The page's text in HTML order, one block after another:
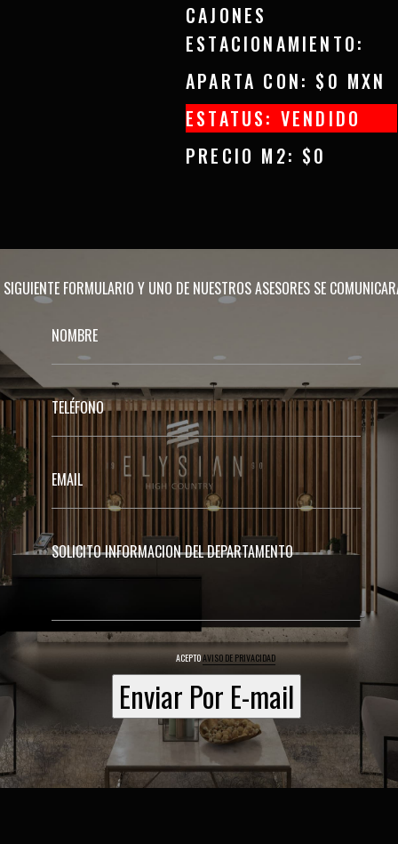
CAJONES
ESTACIONAMIENTO:
APARTA CON: $0 MXN
ESTATUS: VENDIDO
PRECIO M2: $0
SIGUIENTE FORMULARIO Y UNO DE NUESTROS ASESORES SE
ACEPTOAVISO DE PRIVACIDAD